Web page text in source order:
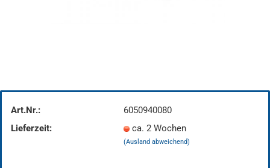
Art.Nr.:
6050940080
Lieferzeit:
ca. 2 Wochen
(Ausland abweichend)